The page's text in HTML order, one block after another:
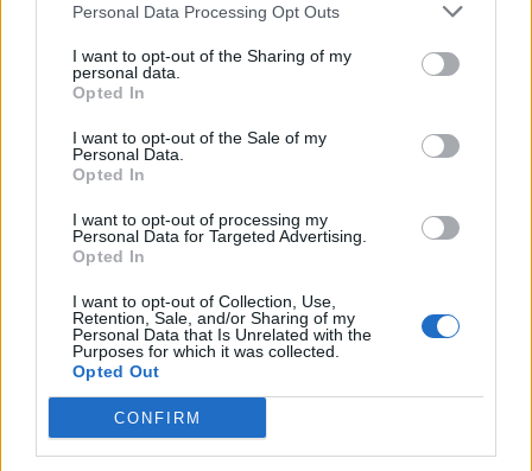
Personal Data Processing Opt Outs
I want to opt-out of the Sharing of my
personal data.
Opted In
I want to opt-out of the Sale of my
Personal Data.
Opted In
I want to opt-out of processing my
Personal Data for Targeted Advertising.
Opted In
I want to opt-out of Collection, Use,
Retention, Sale, and/or Sharing of my
Personal Data that Is Unrelated with the
Purposes for which it was collected.
Opted Out
CONFIRM
ami a hullámzó árfolyamok kapcsán megdobogtatja...
KEDVES OLVASÓNK!
A keresett cikk a portfolio.hu hírarchívumához
tartozik, melynek olvasása előfizetéses
Az előfizetés a következőket tartalmazza:
Portfolio.hu teljes cikkarchívum
Kötéslisták: BÉT elmúlt 2 év napon belüli
kötéslistái